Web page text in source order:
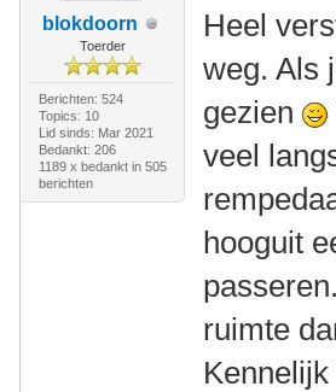
blokdoorn
Toerder
Berichten: 524
Topics: 10
Lid sinds: Mar 2021
Bedankt: 206
1189 x bedankt in 505
berichten
Heel
weg. Als
gezien
veel
hooguit
ruimte